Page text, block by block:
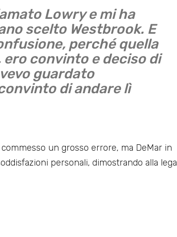
Lowry e mi ha
scelto Westbrook. E
perché quella
convinto e deciso di
guardato
di andare lì
un grosso errore, ma DeMar in
personali, dimostrando alla lega